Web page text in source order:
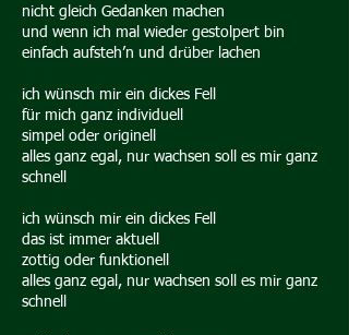
nicht gleich Gedanken machen
und wenn ich mal wieder gestolpert bin
einfach aufsteh’n und drüber lachen
ich wünsch mir ein dickes Fell
für mich ganz individuell
simpel oder originell
alles ganz egal, nur wachsen soll es mir ganz
schnell
ich wünsch mir ein dickes Fell
das ist immer aktuell
zottig oder funktionell
alles ganz egal, nur wachsen soll es mir ganz
schnell